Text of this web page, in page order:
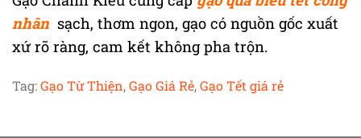
nhân sạch, thơm ngon, gạo có nguồn gốc xuất
xứ rõ ràng, cam kết không pha trộn.
Tag:Gạo Từ Thiện,Gạo Giá Rẻ,Gạo Tết giá rẻ